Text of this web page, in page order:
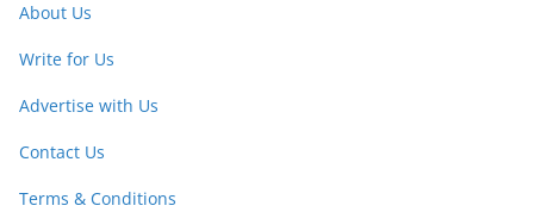
About Us
Write for Us
Advertise with Us
Contact Us
Terms & Conditions